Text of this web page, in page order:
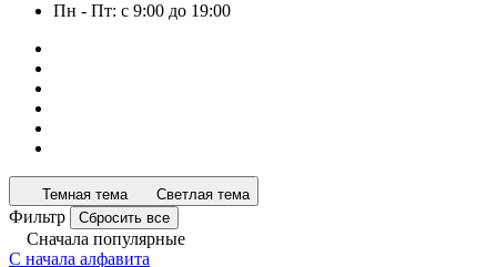
Пн - Пт: с 9:00 до 19:00
Темная тема Светлая тема
Фильтр Сбросить все
Сначала популярные
С начала алфавита